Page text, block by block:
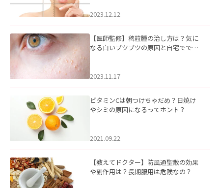
2023.12.12
【医師監修】稗粒腫の治し方は？気に
なる白いブツブツの原因と自宅ででき
2023.11.17
ビタミンCは朝つけちゃだめ？日焼け
やシミの原因になるってホント？
2021.09.22
【教えてドクター】防風通聖散の効果
や副作用は？長期服用は危険なの？